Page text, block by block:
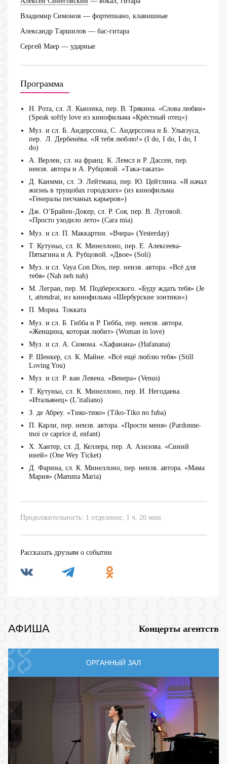
Владимир Симонов — фортепиано, клавишные
Александр Таршилов — бас-гитара
Сергей Маер — ударные
Программа
Н. Рота, сл. Л. Кьюзика, пер. В. Трякина. «Слова любви»
(Speak softly love из кинофильма «Крёстный отец»)
Муз. и сл. Б. Андерссона, С. Андерссона и Б. Ульвэуса,
пер. Л. Дербенёва. «Я тебя люблю!» (I do, I do, I do, I
do)
А. Верлен, сл. на франц. К. Лемсл и Р. Дассен, пер.
неизв. автора и А. Рубцовой. «Така-таката»
Д. Каимми, сл. Э. Лейтмана, пер. Ю. Цейтлина. «Я начал
жизнь в трущобах городских» (из кинофильма
«Генералы песчаных карьеров»)
Дж. О’Брайен-Докер, сл. Р. Соя, пер. В. Луговой.
«Просто уходило лето» (Cara mia)
Муз. и сл. П. Маккартни. «Вчера» (Yesterday)
Т. Кутуньо, сл. К. Минеллоно, пер. Е. Алексеева-
Пятыгина и А. Рубцовой. «Двое» (Soli)
Муз. и сл. Vaya Con Dios, пер. неизв. автора. «Всё для
тебя» (Nah neh nah)
М. Легран, пер. М. Подберезского. «Буду ждать тебя» (Je
t, attendrai, из кинофильма «Шербурские зонтики»)
П. Мориа. Токката
Муз. и сл. Б. Гибба и Р. Гибба, пер. неизв. автора.
«Женщина, которая любит» (Woman in love)
Муз. и сл. А. Симона. «Хафанана» (Hafanana)
Р. Шенкер, сл. К. Майне. «Всё ещё люблю тебя» (Still
Loving You)
Муз. и сл. Р. ван Левена. «Венера» (Venus)
Т. Кутуньо, сл. К. Минеллоно, пер. И. Негодаева.
«Итальянец» (L’italiano)
З. де Абреу. «Тико-тико» (Tiko-Tiko no fuba)
П. Карли, пер. неизв. автора. «Прости меня» (Pardonne-
moi ce caprice d, enfant)
Х. Хантер, сл. Д. Келлера, пер. А. Азизова. «Синий
иней» (One Wey Ticket)
Д. Фарина, сл. К. Минеллоно, пер. неизв. автора. «Мама
Мария» (Mamma Maria)
Продолжительность: 1 отделение, 1 ч. 20 мин.
Рассказать друзьям о событии
АФИША Концерты агентств
ОРГАННЫЙ ЗАЛ